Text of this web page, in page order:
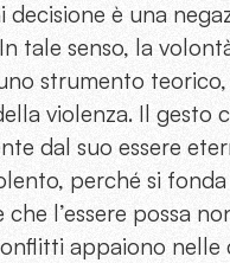
decisione è una
In tale senso, la
strumento
violenza. Il gesto
dal suo essere
perché si
l’essere possa
appaiono nelle